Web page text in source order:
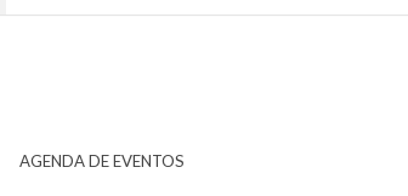
AGENDA DE EVENTOS